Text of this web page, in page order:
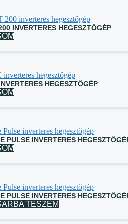
INVERTERES HEGESZTŐGÉP
HEGESZTŐGÉP
PULSE INVERTERES
PULSE INVERTERES
TESZEM